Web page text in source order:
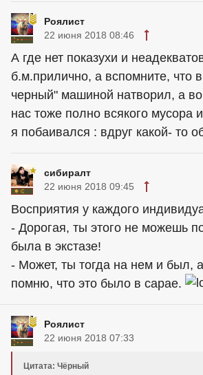
Роялист
22 июня 2018 08:46
А где нет показухи и
б.м.прилично, а вспомните, что
черный" машиной натворил, а
нас тоже полно всякого мусора
я побаивался : вдруг какой- то
сибиралт
22 июня 2018 09:45
Восприятия у каждого
- Дорогая, ты этого не можешь
была в экстазе!
- Может, ты тогда на нем и был,
помню, что это было в сарае.
Роялист
22 июня 2018 07:33
Цитата: Чёрный